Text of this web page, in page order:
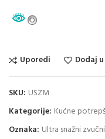
Uporedi Dodaj
SKU: USZM
Kategorije: Kućne
Oznaka: Ultra snažni